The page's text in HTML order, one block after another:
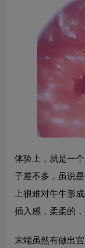
体验上，就是一
子差不多，虽说
上很难对牛牛形
插入感，柔柔的
末端虽然有做出